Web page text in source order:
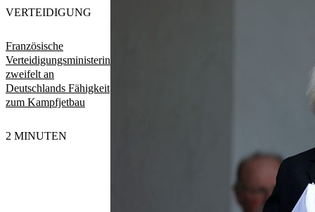
Französische
Verteidigungsministerin
zweifelt an
Deutschlands Fähigkeit
zum Kampfjetbau
VERTEIDIGUNG
2 MINUTEN